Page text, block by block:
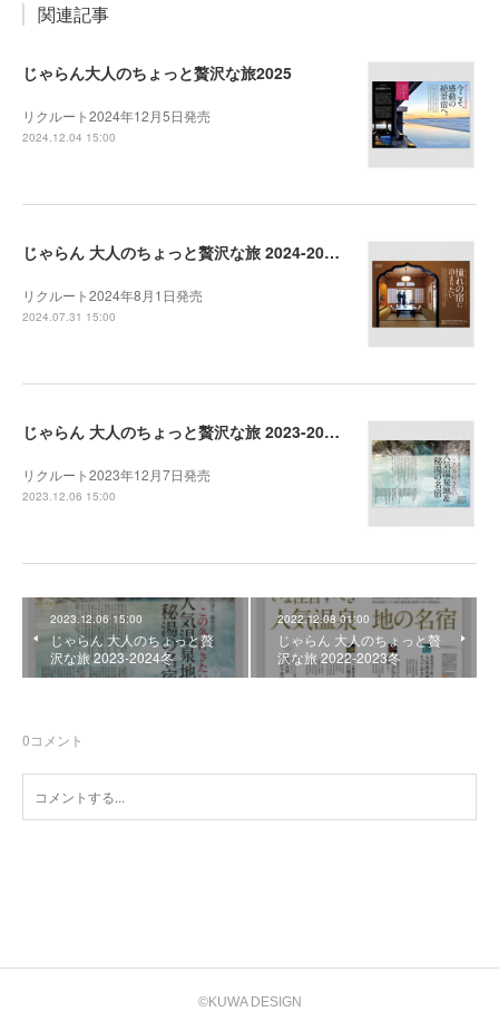
関連記事
じゃらん大人のちょっと贅沢な旅2025
リクルート2024年12月5日発売
2024.12.04 15:00
じゃらん 大人のちょっと贅沢な旅 2024-2025秋
リクルート2024年8月1日発売
2024.07.31 15:00
じゃらん 大人のちょっと贅沢な旅 2023-2024冬
リクルート2023年12月7日発売
2023.12.06 15:00
2023.12.06 15:00
じゃらん 大人のちょっと贅
沢な旅 2023-2024冬
2022.12.08 01:00
じゃらん 大人のちょっと贅
沢な旅 2022-2023冬
0コメント
©KUWA DESIGN